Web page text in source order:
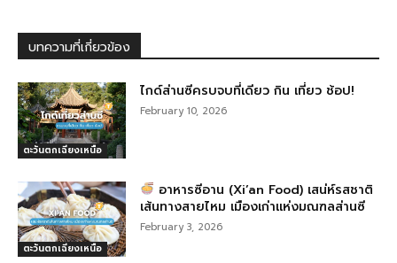
o
k
er
บทความที่เกี่ยวข้อง
ตะวันตกเฉียงเหนือ
ไกด์ส่านซีครบจบที่เดียว กิน เที่ยว ช้อป!
February 10, 2026
ตะวันตกเฉียงเหนือ
อาหารซีอาน (Xi’an Food) เสน่ห์รสชาติ
เส้นทางสายไหม เมืองเก่าแห่งมณฑลส่านซี
February 3, 2026